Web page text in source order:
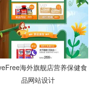
海外旗舰店营养保健食
品网站设计